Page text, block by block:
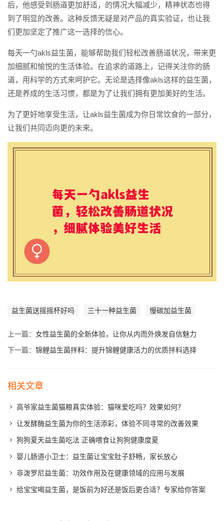
后，他感受到肠道更加舒适，的情况大幅减少，精神状态也得
到了明显的改善。这种反馈无疑是对产品的真实验证，也让我
们更加坚定了推广这一选择的信心。
每天一勺akls益生菌，能够帮助我们轻松改善肠道状况，带来更
加细腻和愉悦的生活体验。在追求的道路上，记得关注你的肠
道，用科学的方式来呵护它。无论是选择像akls这样的益生菌，
还是养成的生活习惯，都是为了让我们拥有更加美好的生活。
为了更好地享受生活，让akls益生菌成为你日常饮食的一部分，
让我们共同迈向更的未来。
益生菌送摇摇杯好吗 三十一种益生菌 慢碳加益生菌
上一篇： 女性益生菌的全新体验，让你从内而外焕发自信魅力
下一篇： 锦鲤益生菌拌料：提升锦鲤健康活力的优质拌料选择
相关文章
高爷家益生菌猫粮真实体验：猫咪爱吃吗？效果如何？
让发酵酶益生菌为你的生活添彩，体验不同寻常的改善效果
狗狗夏天益生菌吃法 正确喂食让狗狗健康度夏
婴儿肠道小卫士：益生菌让宝宝肚子舒畅，家长放心
非泼罗尼益生菌：功效作用及在健康领域的应用与发展
给宝宝喝益生菌，是饭前为好还是饭后更合适？专家给你答案